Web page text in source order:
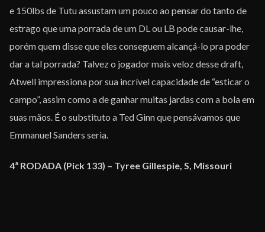
e 150lbs de Tutu assustam um pouco ao pensar do tanto de
estrago que uma porrada de um DL ou LB pode causar-lhe,
porém quem disse que eles conseguem alcançá-lo pra poder
dar a tal porrada? Talvez o jogador mais veloz desse draft,
Atwell impressiona por sua incrível capacidade de “esticar o
campo”, assim como a de ganhar muitas jardas com a bola em
suas mãos. É o substituto a Ted Ginn que pensávamos que
Emmanuel Sanders seria.
4ª RODADA (Pick 133) – Tyree Gillespie, S, Missouri